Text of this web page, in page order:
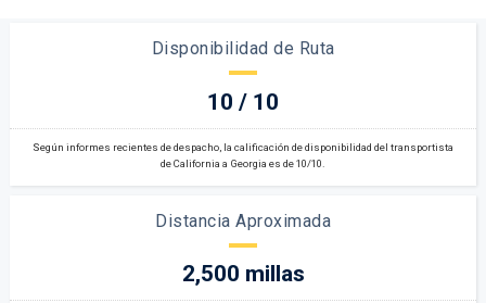
Disponibilidad de Ruta
10 / 10
Según informes recientes de despacho, la calificación de disponibilidad del transportista
de California a Georgia es de 10/10.
Distancia Aproximada
2,500 millas